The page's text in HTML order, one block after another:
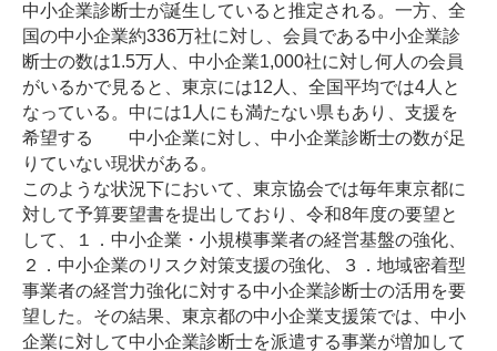
中小企業診断士が誕生していると推定される。一方、全
国の中小企業約336万社に対し、会員である中小企業診
断士の数は1.5万人、中小企業1,000社に対し何人の会員
がいるかで見ると、東京には12人、全国平均では4人と
なっている。中には1人にも満たない県もあり、支援を
希望する 中小企業に対し、中小企業診断士の数が足
りていない現状がある。
このような状況下において、東京協会では毎年東京都に
対して予算要望書を提出しており、令和8年度の要望と
して、１．中小企業・小規模事業者の経営基盤の強化、
２．中小企業のリスク対策支援の強化、３．地域密着型
事業者の経営力強化に対する中小企業診断士の活用を要
望した。その結果、東京都の中小企業支援策では、中小
企業に対して中小企業診断士を派遣する事業が増加して